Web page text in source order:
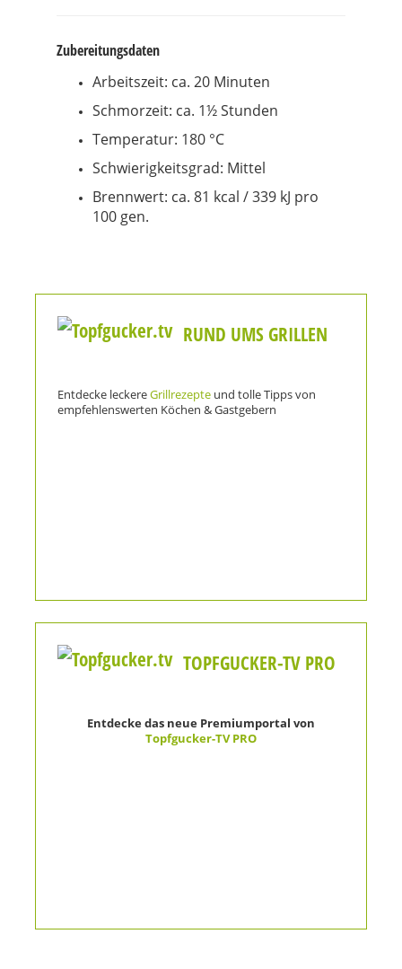
Zubereitungsdaten
Arbeitszeit: ca. 20 Minuten
Schmorzeit: ca. 1½ Stunden
Temperatur: 180 °C
Schwierigkeitsgrad: Mittel
Brennwert: ca. 81 kcal / 339 kJ pro
100 gen.
RUND UMS GRILLEN
Entdecke leckereGrillrezepte und tolle Tipps von
empfehlenswerten Köchen & Gastgebern
TOPFGUCKER-TV PRO
Entdecke das neue Premiumportal von
Topfgucker-TV PRO